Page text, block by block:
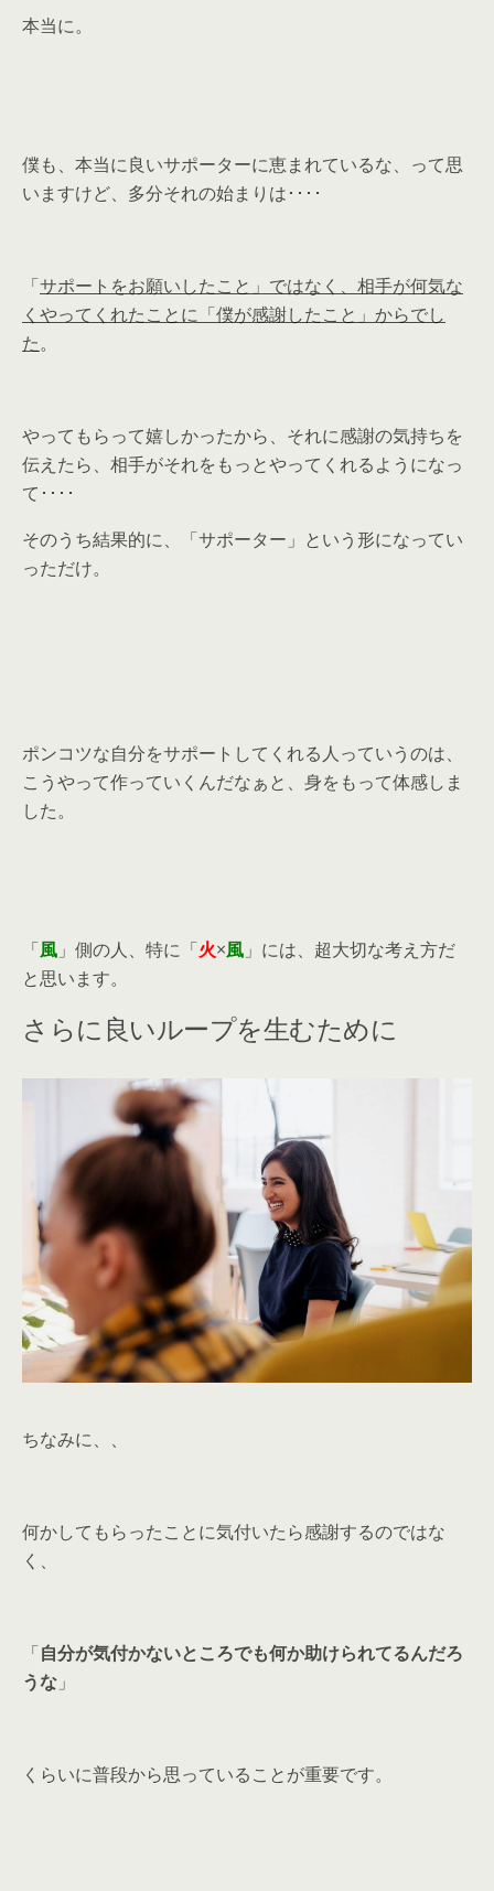
本当に。
僕も、本当に良いサポーターに恵まれているな、って思
いますけど、多分それの始まりは････
「サポートをお願いしたこと」ではなく、相手が何気な
くやってくれたことに「僕が感謝したこと」からでし
た。
やってもらって嬉しかったから、それに感謝の気持ちを
伝えたら、相手がそれをもっとやってくれるようになっ
て････
そのうち結果的に、「サポーター」という形になってい
っただけ。
ポンコツな自分をサポートしてくれる人っていうのは、
こうやって作っていくんだなぁと、身をもって体感しま
した。
「風 」側の人、特に「火×風 」には、超大切な考え方だ
と思います。
さらに良いループを生むために
ちなみに、、
何かしてもらったことに気付いたら感謝するのではな
く、
「自分が気付かないところでも何か助けられてるんだろ
うな 」
くらいに普段から思っていることが重要です。